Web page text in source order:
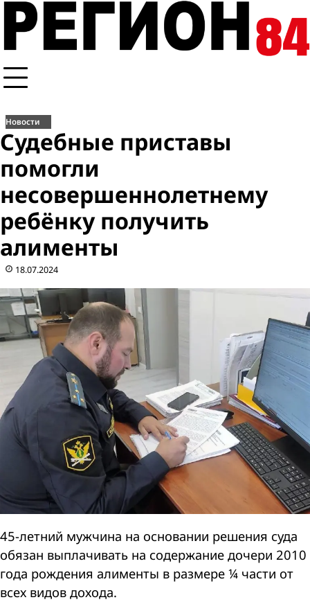
Перейти
содержимому
Новости
Судебные приставы
помогли
несовершеннолетнему
ребёнку получить
алименты
18.07.2024
45-летний мужчина на основании решения суда
обязан выплачивать на содержание дочери 2010
года рождения алименты в размере ¼ части от
всех видов дохода.